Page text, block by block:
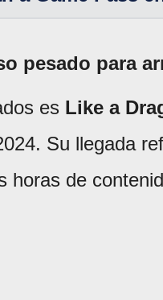
pesado para
es Like a
Su llegada
horas de